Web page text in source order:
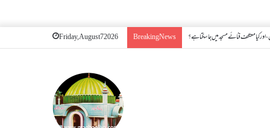
Friday, August 7 2026 Breaking News کیا معتکف فنائے مسجد میں جا سکتا ہے؟